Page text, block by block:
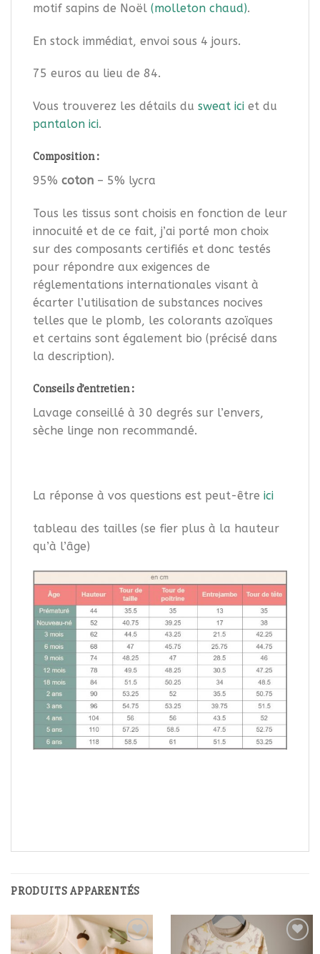
motif sapins de Noël (molleton chaud).
En stock immédiat, envoi sous 4 jours.
75 euros au lieu de 84.
Vous trouverez les détails du sweat ici et du
pantalon ici.
Composition :
95% coton – 5% lycra
Tous les tissus sont choisis en fonction de leur
innocuité et de ce fait, j’ai porté mon choix
sur des composants certifiés et donc testés
pour répondre aux exigences de
réglementations internationales visant à
écarter l’utilisation de substances nocives
telles que le plomb, les colorants azoïques
et certains sont également bio (précisé dans
la description).
Conseils d’entretien :
Lavage conseillé à 30 degrés sur l’envers,
sèche linge non recommandé.
La réponse à vos questions est peut-être ici
tableau des tailles (se fier plus à la hauteur
qu’à l’âge)
PRODUITS APPARENTÉS